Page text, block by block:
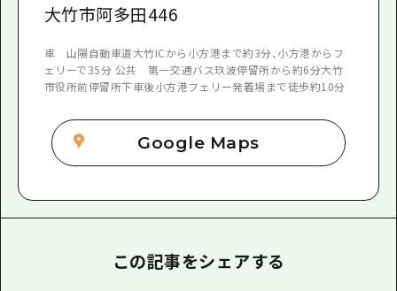
大竹市阿多田446
車 山陽自動車道大竹ICから小方港まで約3分、小方港からフ
ェリーで35分 公共 第一交通バス玖波停留所から約6分大竹
市役所前停留所下車後小方港フェリー発着場まで徒歩約10分
Google Maps
この記事をシェアする